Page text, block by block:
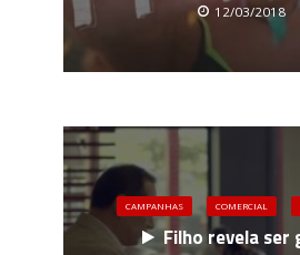
12/03/2018
CAMPANHAS COMERCIAL
Filho revela ser